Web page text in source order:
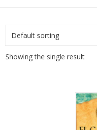
Showing the single result